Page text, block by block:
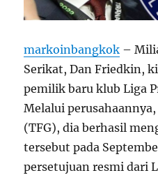
markoinbangkok –
Serikat, Dan Friedkin,
pemilik baru klub Liga
Melalui
(TFG), dia berhasil
tersebut pada
persetujuan resmi dari